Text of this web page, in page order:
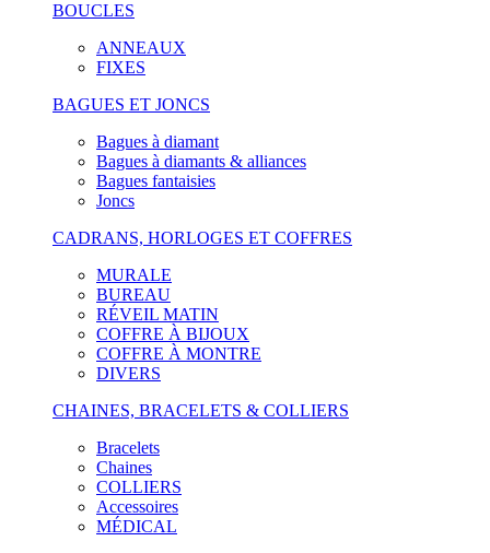
BOUCLES
ANNEAUX
FIXES
BAGUES ET JONCS
Bagues à diamant
Bagues à diamants & alliances
Bagues fantaisies
Joncs
CADRANS, HORLOGES ET COFFRES
MURALE
BUREAU
RÉVEIL MATIN
COFFRE À BIJOUX
COFFRE À MONTRE
DIVERS
CHAINES, BRACELETS & COLLIERS
Bracelets
Chaines
COLLIERS
Accessoires
MÉDICAL